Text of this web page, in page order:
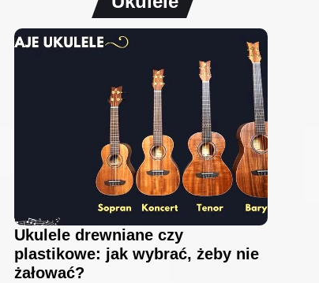
Ukulele drewniane czy
plastikowe: jak wybrać, żeby nie
żałować?